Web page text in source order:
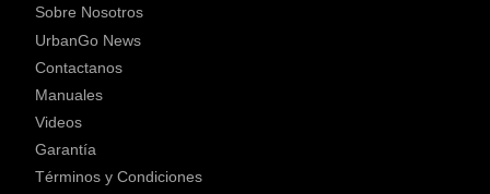
Sobre Nosotros
UrbanGo News
Contactanos
Manuales
Videos
Garantía
Términos y Condiciones